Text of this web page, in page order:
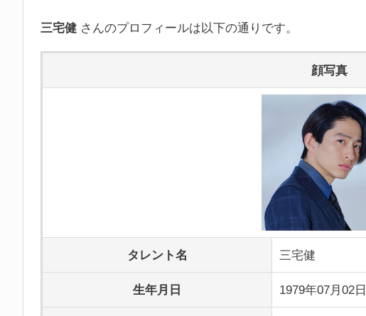
三宅健 さんのプロフィールは以下の通りです。
顔写真
タレント名 三宅健
生年月日 1979年07月02日